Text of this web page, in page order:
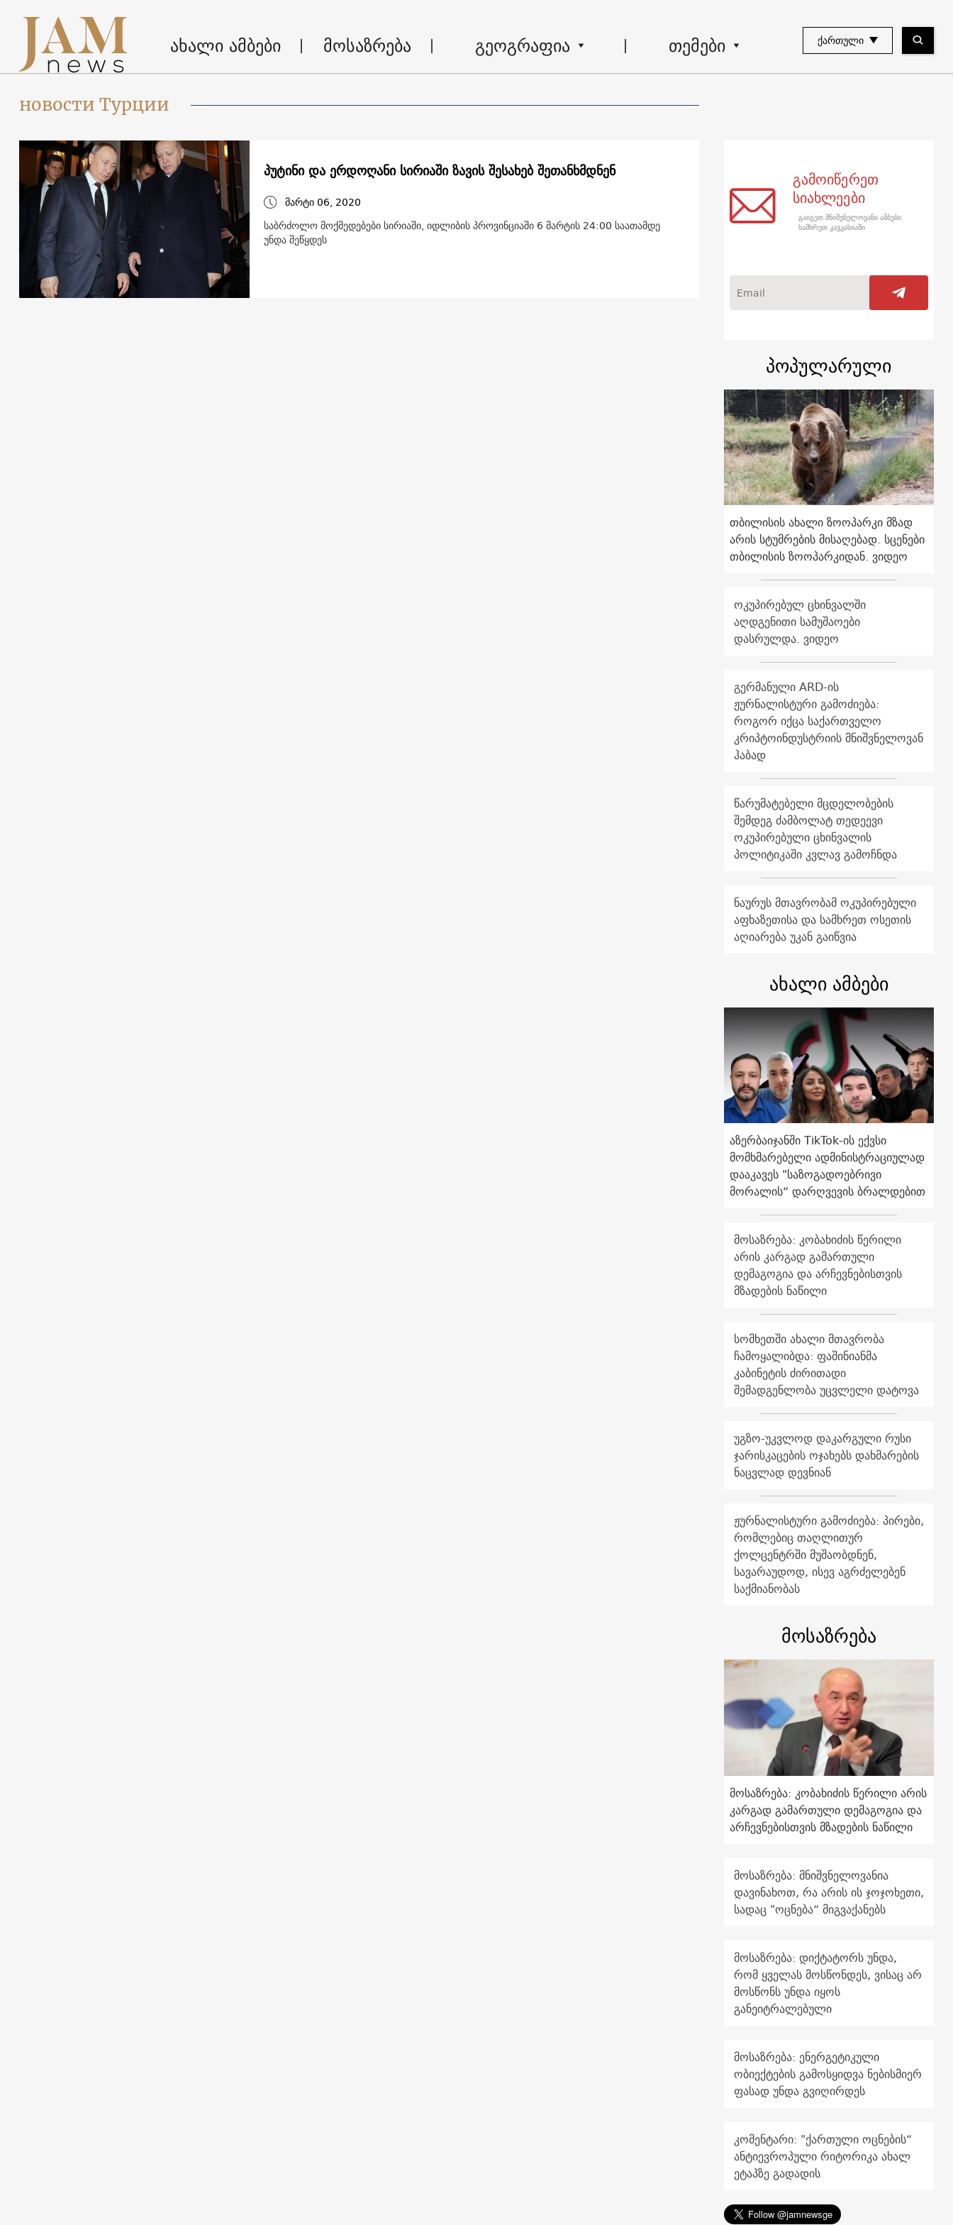
ახალი ამბები მოსაზრება გეოგრაფია თემები ᲥᲐᲠᲗᲣᲚᲘ
новости Турции
პუტინი და ერდოღანი სირიაში ზავის შესახებ შეთანხმდნენ
მარტი 06, 2020
საბრძოლო მოქმედებები სირიაში, იდლიბის პროვინციაში 6 მარტის 24:00 საათამდე
უნდა შეწყდეს
გამოიწერეთ
სიახლეები
გაიგეთ მნიშვნელოვანი ამბები
სამხრეთ კავკასიაში
პოპულარული
თბილისის ახალი ზოოპარკი მზად
არის სტუმრების მისაღებად. სცენები
თბილისის ზოოპარკიდან. ვიდეო
ოკუპირებულ ცხინვალში
აღდგენითი სამუშაოები
დასრულდა. ვიდეო
გერმანული ARD-ის
ჟურნალისტური გამოძიება:
როგორ იქცა საქართველო
კრიპტოინდუსტრიის მნიშვნელოვან
ჰაბად
წარუმატებელი მცდელობების
შემდეგ ძამბოლატ თედეევი
ოკუპირებული ცხინვალის
პოლიტიკაში კვლავ გამოჩნდა
ნაურუს მთავრობამ ოკუპირებული
აფხაზეთისა და სამხრეთ ოსეთის
აღიარება უკან გაიწვია
ახალი ამბები
აზერბაიჯანში TikTok-ის ექვსი
მომხმარებელი ადმინისტრაციულად
დააკავეს "საზოგადოებრივი
მორალის“ დარღვევის ბრალდებით
მოსაზრება: კობახიძის წერილი
არის კარგად გამართული
დემაგოგია და არჩევნებისთვის
მზადების ნაწილი
სომხეთში ახალი მთავრობა
ჩამოყალიბდა: ფაშინიანმა
კაბინეტის ძირითადი
შემადგენლობა უცვლელი დატოვა
უგზო-უკვლოდ დაკარგული რუსი
ჯარისკაცების ოჯახებს დახმარების
ნაცვლად დევნიან
ჟურნალისტური გამოძიება: პირები,
რომლებიც თაღლითურ
ქოლცენტრში მუშაობდნენ,
სავარაუდოდ, ისევ აგრძელებენ
საქმიანობას
მოსაზრება
მოსაზრება: კობახიძის წერილი არის
კარგად გამართული დემაგოგია და
არჩევნებისთვის მზადების ნაწილი
მოსაზრება: მნიშვნელოვანია
დავინახოთ, რა არის ის ჯოჯოხეთი,
სადაც "ოცნება“ მიგვაქანებს
მოსაზრება: დიქტატორს უნდა,
რომ ყველას მოსწონდეს, ვისაც არ
მოსწონს უნდა იყოს
განეიტრალებული
მოსაზრება: ენერგეტიკული
ობიექტების გამოსყიდვა ნებისმიერ
ფასად უნდა გვიღირდეს
კომენტარი: "ქართული ოცნების“
ანტიევროპული რიტორიკა ახალ
ეტაპზე გადადის